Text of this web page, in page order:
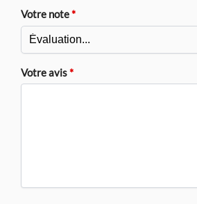
Votre note*
Votre avis*